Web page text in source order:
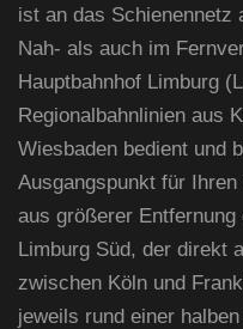
ist an das Schienennetz
Nah- als auch im
Hauptbahnhof Limburg
Regionalbahnlinien aus
Wiesbaden bedient und
Ausgangspunkt für
aus größerer
Limburg Süd, der direkt
zwischen Köln und
jeweils rund einer